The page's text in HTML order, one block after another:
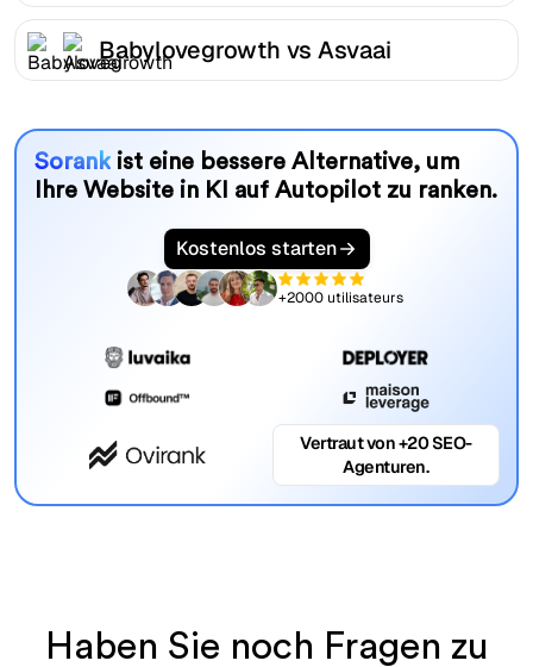
Babylovegrowth vs Asvaai
Sorankist eine bessere Alternative, um
Ihre Website in KI auf Autopilot zu ranken.
Kostenlos starten
+2000 utilisateurs
Vertraut von +20 SEO-
Agenturen.
Haben Sie noch Fragen zu